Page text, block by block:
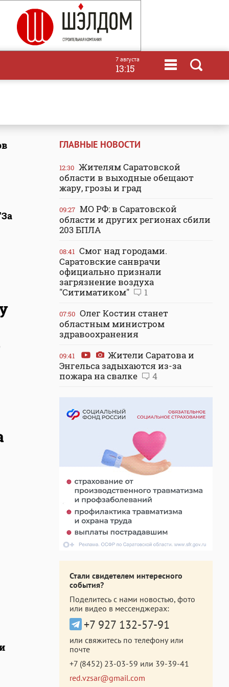
7 августа
13:15
ГЛАВНЫЕ НОВОСТИ
12:30 Жителям Саратовской
области в выходные обещают
жару, грозы и град
09:27 МО РФ: в Саратовской
области и других регионах сбили
203 БПЛА
08:41 Смог над городами.
Саратовские санврачи
официально признали
загрязнение воздуха
"Ситиматиком"
1
07:50 Олег Костин станет
областным министром
здравоохранения
09:41
Жители Саратова и
Энгельса задыхаются из-за
пожара на свалке
4
Стали свидетелем интересного
события?
Поделитесь с нами новостью, фото
или видео в мессенджерах:
+7 927 132-57-91
или свяжитесь по телефону или
почте
+7 (8452) 23-03-59 или 39-39-41
red.vzsar@gmail.com